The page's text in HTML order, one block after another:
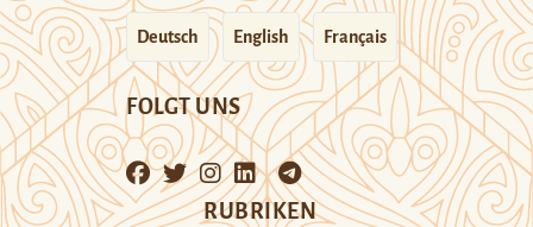
Deutsch English Français
FOLGT UNS
RUBRIKEN